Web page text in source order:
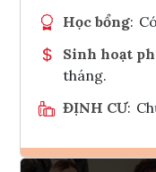
Học bổng: Có
Sinh hoạt
tháng.
ĐỊNH CƯ: